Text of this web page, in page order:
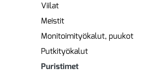
Viilat
Meistit
Monitoimityökalut, puukot
Putkityökalut
Puristimet